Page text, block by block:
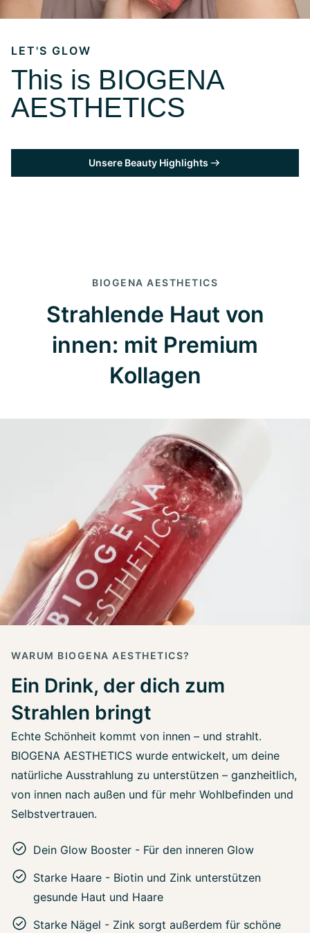
LET'S GLOW
This is BIOGENA
AESTHETICS
Unsere Beauty Highlights
BIOGENA AESTHETICS
Strahlende Haut von
innen: mit Premium
Kollagen
WARUM BIOGENA AESTHETICS?
Ein Drink, der dich zum
Strahlen bringt
Echte Schönheit kommt von innen – und strahlt.
BIOGENA AESTHETICS wurde entwickelt, um deine
natürliche Ausstrahlung zu unterstützen – ganzheitlich,
von innen nach außen und für mehr Wohlbefinden und
Selbstvertrauen.
Dein Glow Booster - Für den inneren Glow
Starke Haare - Biotin und Zink unterstützen
gesunde Haut und Haare
Starke Nägel - Zink sorgt außerdem für schöne